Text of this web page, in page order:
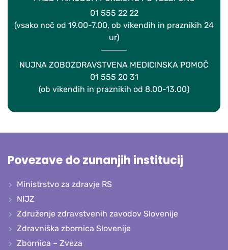
01 555 22 22
(vsako noč od 19.00-7.00, ob vikendih in praznikih 24
ur)
NUJNA ZOBOZDRAVSTVENA MEDICINSKA POMOČ
01 555 20 31
(ob vikendih in praznikih od 8.00-13.00)
Povezave do zunanjih institucij
Ministrstvo za zdravje RS
NIJZ
Združenje zdravstvenih zavodov Slovenije
Zdravniška zbornica Slovenije
Zbornica – Zveza